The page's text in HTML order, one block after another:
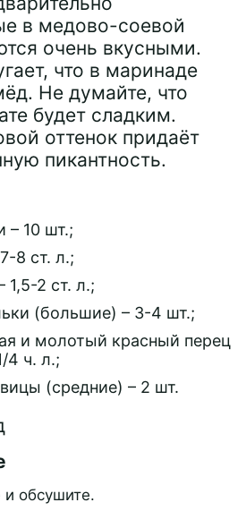
в медово-соевой
очень вкусными.
что в маринаде
Не думайте, что
будет сладким.
оттенок придаёт
пикантность.
– 10 шт.;
8 ст. л.;
2 ст. л.;
(большие) – 3-4 шт.;
и молотый красный перец
4 ч. л.;
(средние) – 2 шт.
обсушите.